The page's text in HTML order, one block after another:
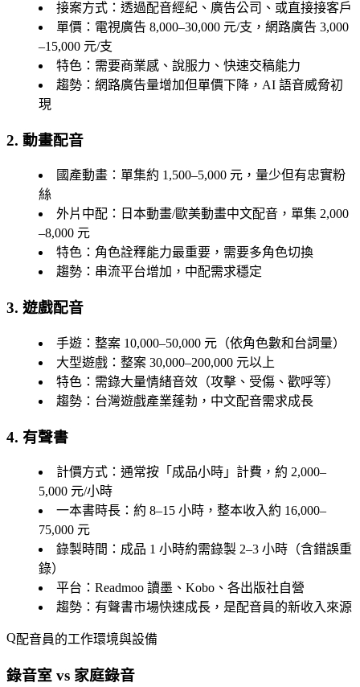
接案方式 ：透過配音經紀、廣告公司、或直接接客戶
單價 ：電視廣告 8,000–30,000 元/支，網路廣告 3,000
–15,000 元/支
特色 ：需要商業感、說服力、快速交稿能力
趨勢 ：網路廣告量增加但單價下降，AI 語音威脅初
現
2. 動畫配音
國產動畫 ：單集約 1,500–5,000 元，量少但有忠實粉
絲
外片中配 ：日本動畫/歐美動畫中文配音，單集 2,000
–8,000 元
特色 ：角色詮釋能力最重要，需要多角色切換
趨勢 ：串流平台增加，中配需求穩定
3. 遊戲配音
手遊 ：整案 10,000–50,000 元（依角色數和台詞量）
大型遊戲 ：整案 30,000–200,000 元以上
特色 ：需錄大量情緒音效（攻擊、受傷、歡呼等）
趨勢 ：台灣遊戲產業蓬勃，中文配音需求成長
4. 有聲書
計價方式 ：通常按「成品小時」計費，約 2,000–
5,000 元/小時
一本書時長 ：約 8–15 小時，整本收入約 16,000–
75,000 元
錄製時間 ：成品 1 小時約需錄製 2–3 小時（含錯誤重
錄）
平台 ：Readmoo 讀墨、Kobo、各出版社自營
趨勢 ：有聲書市場快速成長，是配音員的新收入來源
配音員的工作環境與設備
錄音室 vs 家庭錄音